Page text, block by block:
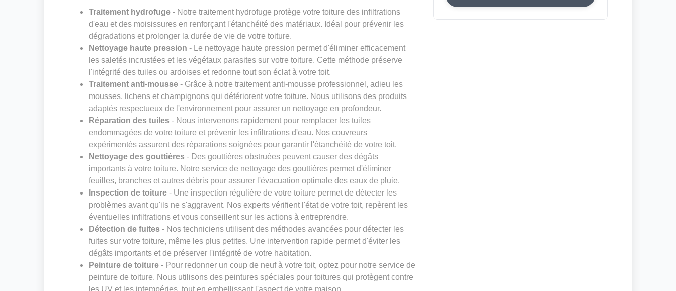
Traitement hydrofuge - Notre traitement hydrofuge protège votre toiture des infiltrations
d'eau et des moisissures en renforçant l'étanchéité des matériaux. Idéal pour prévenir les
dégradations et prolonger la durée de vie de votre toiture.
Nettoyage haute pression - Le nettoyage haute pression permet d'éliminer efficacement
les saletés incrustées et les végétaux parasites sur votre toiture. Cette méthode préserve
l'intégrité des tuiles ou ardoises et redonne tout son éclat à votre toit.
Traitement anti-mousse - Grâce à notre traitement anti-mousse professionnel, adieu les
mousses, lichens et champignons qui détériorent votre toiture. Nous utilisons des produits
adaptés respectueux de l'environnement pour assurer un nettoyage en profondeur.
Réparation des tuiles - Nous intervenons rapidement pour remplacer les tuiles
endommagées de votre toiture et prévenir les infiltrations d'eau. Nos couvreurs
expérimentés assurent des réparations soignées pour garantir l'étanchéité de votre toit.
Nettoyage des gouttières - Des gouttières obstruées peuvent causer des dégâts
importants à votre toiture. Notre service de nettoyage des gouttières permet d'éliminer
feuilles, branches et autres débris pour assurer l'évacuation optimale des eaux de pluie.
Inspection de toiture - Une inspection régulière de votre toiture permet de détecter les
problèmes avant qu'ils ne s'aggravent. Nos experts vérifient l'état de votre toit, repèrent les
éventuelles infiltrations et vous conseillent sur les actions à entreprendre.
Détection de fuites - Nos techniciens utilisent des méthodes avancées pour détecter les
fuites sur votre toiture, même les plus petites. Une intervention rapide permet d'éviter les
dégâts importants et de préserver l'intégrité de votre habitation.
Peinture de toiture - Pour redonner un coup de neuf à votre toit, optez pour notre service de
peinture de toiture. Nous utilisons des peintures spéciales pour toitures qui protègent contre